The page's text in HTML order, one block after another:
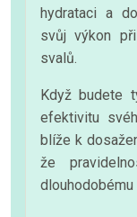
hydrataci a
svůj výkon
svalů.
Když budete
efektivitu
blíže k
že
dlouhodobému